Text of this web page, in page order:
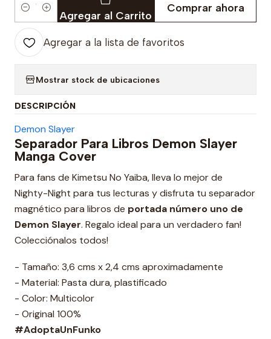
Cantidad Agregar al Carrito
Comprar ahora
Agregar a la lista de favoritos
Mostrar stock de ubicaciones
DESCRIPCIÓN
Demon Slayer
Separador Para Libros Demon Slayer
Manga Cover
Para fans de Kimetsu No Yaiba, lleva lo mejor de
Nighty-Night para tus lecturas y disfruta tu separador
magnético para libros de portada número uno de
Demon Slayer. Regalo ideal para un verdadero fan!
Colecciónalos todos!
- Tamaño: 3,6 cms x 2,4 cms aproximadamente
- Material: Pasta dura, plastificado
- Color: Multicolor
- Original 100%
#AdoptaUnFunko